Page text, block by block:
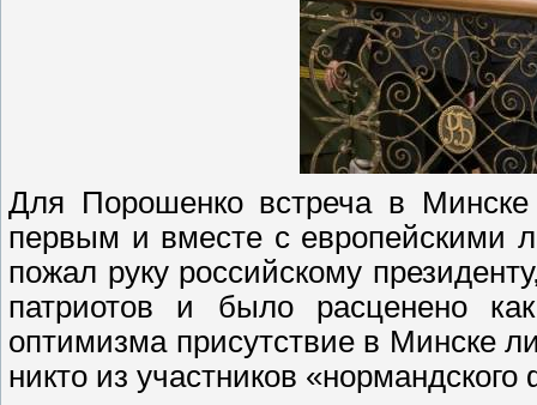
Для Порошенко встреча в
первым и вместе с европейскими
пожал руку российскому
патриотов и было расценено
оптимизма присутствие в Минске
никто из участников